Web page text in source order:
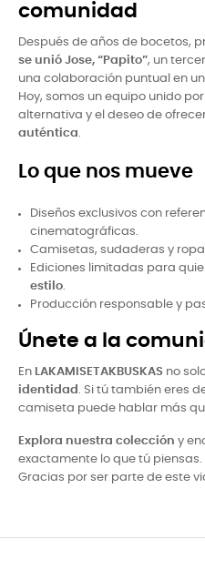
comunidad
Después de años de bocetos,
se unió Jose, “Papito”, un
una colaboración puntual en
Hoy, somos un equipo unido
alternativa y el deseo de
auténtica.
Lo que nos mueve
Diseños exclusivos con
cinematográficas.
Camisetas, sudaderas y
Ediciones limitadas para
estilo.
Producción responsable y
Únete a la
En LAKAMISETAKBUSKAS no
identidad . Si tú también eres
camiseta puede hablar más
Explora nuestra colección y
exactamente lo que tú piensas.
Gracias por ser parte de este